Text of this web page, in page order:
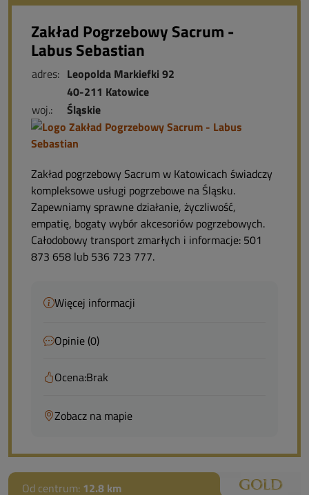
Zakład Pogrzebowy Sacrum -
Labus Sebastian
adres: Leopolda Markiefki 92
40-211 Katowice
woj.:
Śląskie
Zakład pogrzebowy Sacrum w Katowicach świadczy
kompleksowe usługi pogrzebowe na Śląsku.
Zapewniamy sprawne działanie, życzliwość,
empatię, bogaty wybór akcesoriów pogrzebowych.
Całodobowy transport zmarłych i informacje: 501
873 658 lub 536 723 777.
Więcej informacji
Opinie (0)
Ocena:Brak
Zobacz na mapie
Od centrum: 12.8 km